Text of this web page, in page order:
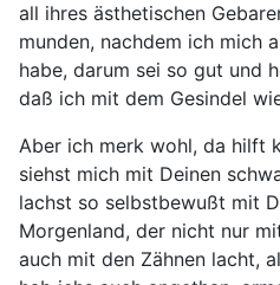
all ihres ästhetischen
munden, nachdem ich mich
habe, darum sei so gut und
daß ich mit dem Gesindel
Aber ich merk wohl, da hilft
siehst mich mit Deinen
lachst so selbstbewußt mit
Morgenland, der nicht nur
auch mit den Zähnen lacht,